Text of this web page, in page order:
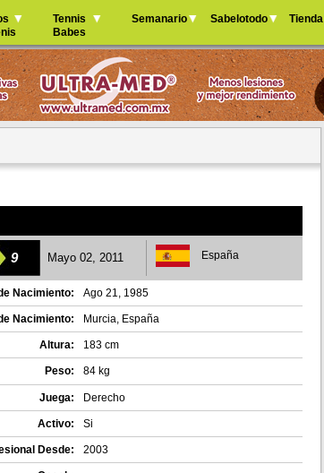
Jump to navigation
Tennis
Babes
Semanario Sabelotodo Tienda
9 Mayo 02, 2011 España
Nacimiento: Ago 21, 1985
Nacimiento: Murcia, España
Altura: 183 cm
Peso: 84 kg
Juega: Derecho
Activo: Si
Desde: 2003